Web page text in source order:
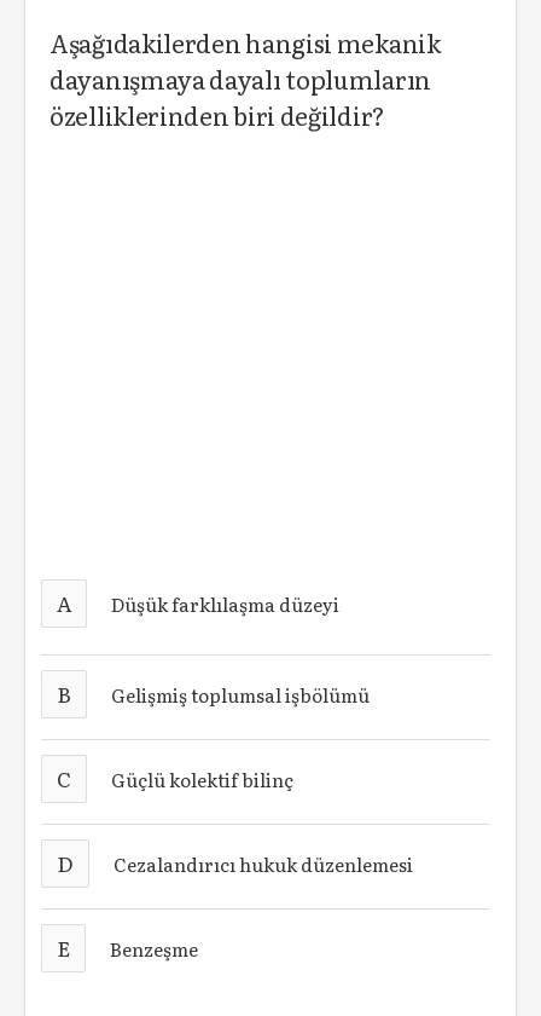
Aşağıdakilerden hangisi mekanik
dayanışmaya dayalı toplumların
özelliklerinden biri değildir?
A Düşük farklılaşma düzeyi
B Gelişmiş toplumsal işbölümü
C Güçlü kolektif bilinç
D Cezalandırıcı hukuk düzenlemesi
E Benzeşme